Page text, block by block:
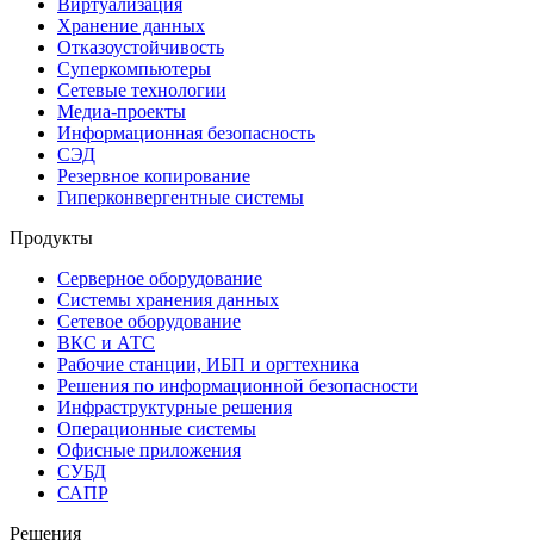
Виртуализация
Хранение данных
Отказоустойчивость
Суперкомпьютеры
Сетевые технологии
Медиа-проекты
Информационная безопасность
СЭД
Резервное копирование
Гиперконвергентные системы
Продукты
Серверное оборудование
Системы хранения данных
Сетевое оборудование
ВКС и АТС
Рабочие станции, ИБП и оргтехника
Решения по информационной безопасности
Инфраструктурные решения
Операционные системы
Офисные приложения
СУБД
САПР
Решения